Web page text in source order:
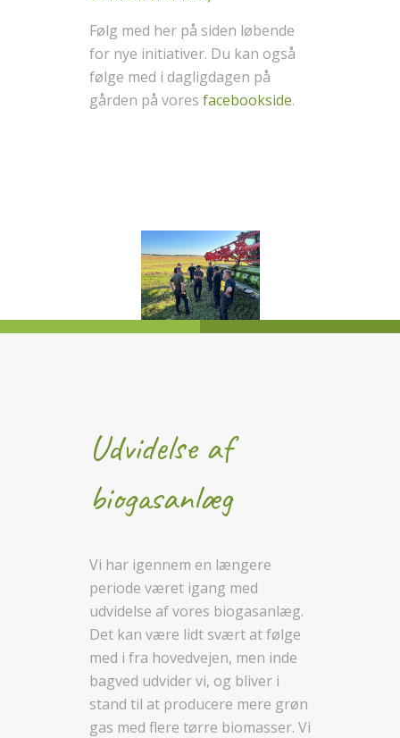
Følg med her på siden løbende
for nye initiativer. Du kan også
følge med i dagligdagen på
gården på vores facebookside.
Udvidelse af
biogasanlæg
Vi har igennem en længere
periode været igang med
udvidelse af vores biogasanlæg.
Det kan være lidt svært at følge
med i fra hovedvejen, men inde
bagved udvider vi, og bliver i
stand til at producere mere grøn
gas med flere tørre biomasser. Vi